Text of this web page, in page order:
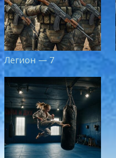
Легион — 7